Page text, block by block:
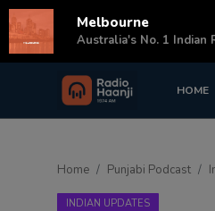
HOME
Login
Punjabi Podcast
Home Punjabi Podcast
INDIAN UPDATES
Melbourne
Australia's No. 1 Indian